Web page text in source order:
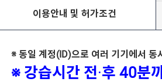
이용안내 및 허가조건
※ 동일 계정(ID)으로 여러 기기에서
※ 강습시간 전·후 40분